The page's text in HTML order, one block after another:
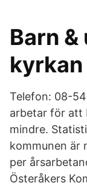
Barn
Telefon: 08-
arbetar för att
mindre.
kommunen är
per
Österåkers